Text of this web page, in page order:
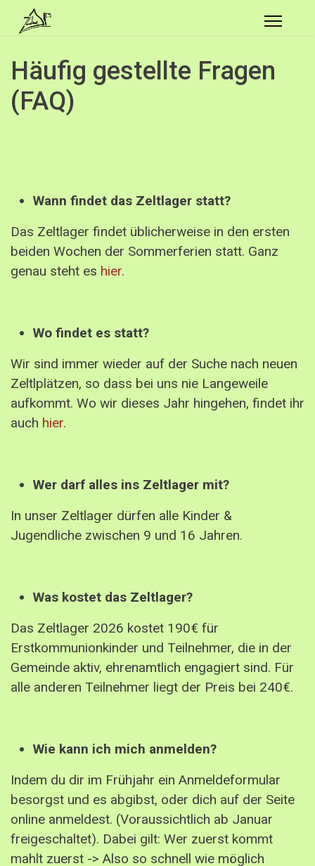
Häufig gestellte Fragen
(FAQ)
Wann findet das Zeltlager statt?
Das Zeltlager findet üblicherweise in den ersten
beiden Wochen der Sommerferien statt. Ganz
genau steht es hier.
Wo findet es statt?
Wir sind immer wieder auf der Suche nach neuen
Zeltlplätzen, so dass bei uns nie Langeweile
aufkommt. Wo wir dieses Jahr hingehen, findet ihr
auch hier.
Wer darf alles ins Zeltlager mit?
In unser Zeltlager dürfen alle Kinder &
Jugendliche zwischen 9 und 16 Jahren.
Was kostet das Zeltlager?
Das Zeltlager 2026 kostet 190€ für
Erstkommunionkinder und Teilnehmer, die in der
Gemeinde aktiv, ehrenamtlich engagiert sind. Für
alle anderen Teilnehmer liegt der Preis bei 240€.
Wie kann ich mich anmelden?
Indem du dir im Frühjahr ein Anmeldeformular
besorgst und es abgibst, oder dich auf der Seite
online anmeldest. (Voraussichtlich ab Januar
freigeschaltet). Dabei gilt: Wer zuerst kommt
mahlt zuerst -> Also so schnell wie möglich